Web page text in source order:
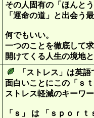
その人固有の「ほんと
「運命の道」と出会う
何でもいい。
一つのことを徹底して
開けてくる人生の境地
「ストレス」は英
面白いことにこの「ｓ
ストレス軽減のキーワ
「ｓ」 は 「ｓｐｏｒ